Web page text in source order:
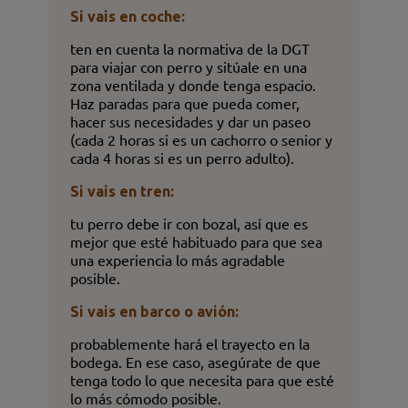
Si vais en coche:
ten en cuenta la normativa de la DGT
para viajar con perro y sitúale en una
zona ventilada y donde tenga espacio.
Haz paradas para que pueda comer,
hacer sus necesidades y dar un paseo
(cada 2 horas si es un cachorro o senior y
cada 4 horas si es un perro adulto).
Si vais en tren:
tu perro debe ir con bozal, así que es
mejor que esté habituado para que sea
una experiencia lo más agradable
posible.
Si vais en barco o avión:
probablemente hará el trayecto en la
bodega. En ese caso, asegúrate de que
tenga todo lo que necesita para que esté
lo más cómodo posible.